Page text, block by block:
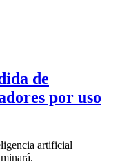
de
por uso
artificial